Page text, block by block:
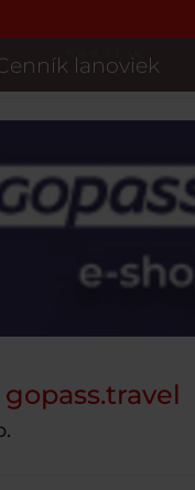
lanoviek
gopass.travel